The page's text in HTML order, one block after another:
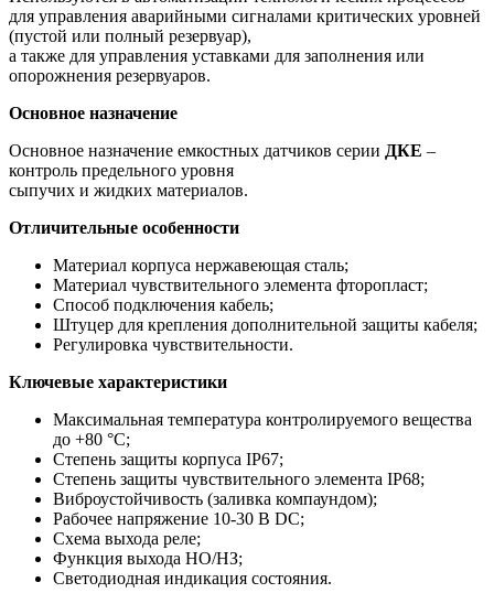
для управления аварийными сигналами критических уровней
(пустой или полный резервуар),
а также для управления уставками для заполнения или
опорожнения резервуаров.
Основное назначение
Основное назначение емкостных датчиков серии ДКЕ –
контроль предельного уровня
сыпучих и жидких материалов.
Отличительные особенности
Материал корпуса нержавеющая сталь;
Материал чувствительного элемента фторопласт;
Способ подключения кабель;
Штуцер для крепления дополнительной защиты кабеля;
Регулировка чувствительности.
Ключевые характеристики
Максимальная температура контролируемого вещества
до +80 °С;
Степень защиты корпуса IP67;
Степень защиты чувствительного элемента IP68;
Виброустойчивость (заливка компаундом);
Рабочее напряжение 10-30 В DC;
Схема выхода реле;
Функция выхода НО/НЗ;
Светодиодная индикация состояния.